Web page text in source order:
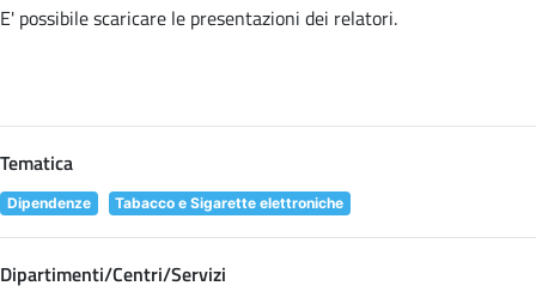
E' possibile scaricare le presentazioni dei relatori.
Tematica
Dipendenze Tabacco e Sigarette elettroniche
Dipartimenti/Centri/Servizi